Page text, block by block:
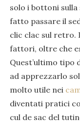
solo i bottoni sulla
fatto passare il
clic clac sul retro.
fattori, oltre che
Quest’ultimo tipo
ad apprezzarlo
molto utile nei
diventati pratici
cul de sac del